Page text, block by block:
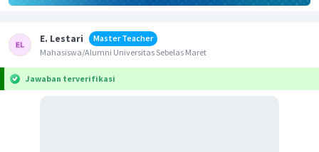
E. Lestari
Master Teacher
Mahasiswa/Alumni Universitas Sebelas Maret
Jawaban terverifikasi